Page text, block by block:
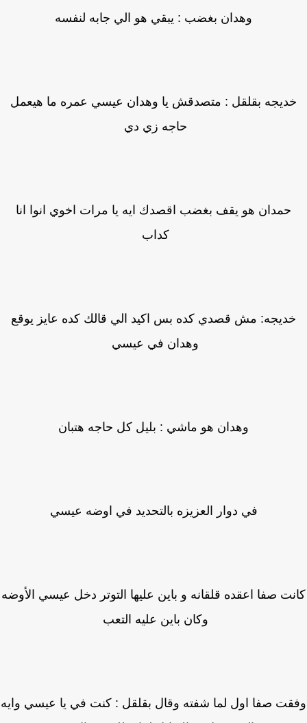
وهدان بغضب : يبقي هو الي جابه لنفسه
بقلقل : متصدقش يا وهدان عيسي عمره ما هيعمل
حاجه زي دي
حمدان هو يقف بغضب اقصدك ايه يا مرات اخوي انوا انا
كداب
مش قصدي كده بس اكيد الي قالك كده عايز يوقع
وهدان في عيسي
وهدان هو ماشي : بليل كل حاجه هتبان
في دوار العزيزه بالتحديد في اوضه عيسي
صفا اعقده قلقانه و باين عليها التوتر دخل عيسي الأوضه
وكان باين عليه التعب
صفا اول لما شفته وقال بقلقل : كنت في يا عيسي وايه